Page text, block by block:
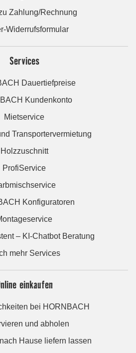
Zahlung/Rechnung
Widerrufsformular
Services
Dauertiefpreise
Kundenkonto
Mietservice
Transportervermietung
Holzzuschnitt
ProfiService
Konfiguratoren
– KI-Chatbot Beratung
mehr Services
einkaufen
bei HORNBACH
und abholen
Hause liefern lassen